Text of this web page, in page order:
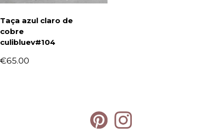
Taça azul claro de
cobre
culibluev#104
65.00
€